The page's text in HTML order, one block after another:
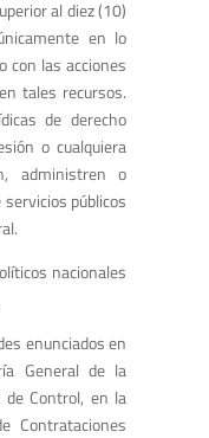
al diez (10)
en lo
con las acciones
tales recursos.
de derecho
o cualquiera
administren o
públicos
nacionales
enunciados en
General de la
de Control, en la
Contrataciones